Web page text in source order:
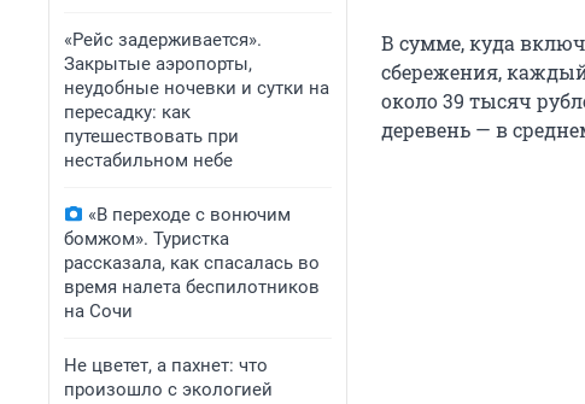
«Рейс задерживается».
Закрытые аэропорты,
неудобные ночевки и сутки на
пересадку: как
путешествовать при
нестабильном небе
«В переходе с вонючим
бомжом». Туристка
рассказала, как спасалась во
время налета беспилотников
на Сочи
Не цветет, а пахнет: что
произошло с экологией
В сумме, куда
сбережения,
около 39 тысяч
деревень — в